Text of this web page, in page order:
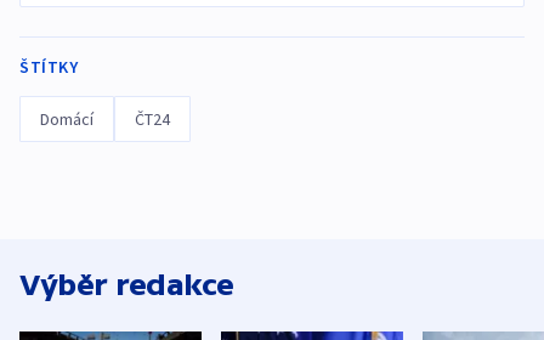
ŠTÍTKY
Domácí ČT24
Výběr redakce